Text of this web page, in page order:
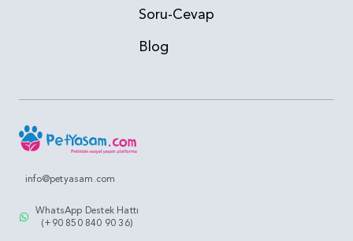
Soru-Cevap
Blog
info@petyasam.com
WhatsApp Destek Hattı
(+90 850 840 90 36)